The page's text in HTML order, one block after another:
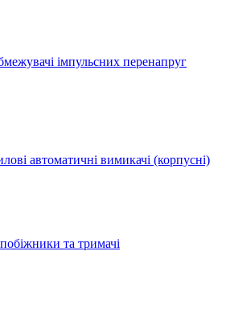
імпульсних перенапруг
автоматичні вимикачі (корпусні)
та тримачі